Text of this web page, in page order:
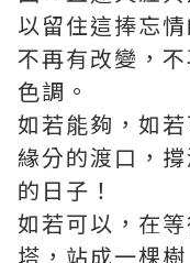
以留住這捧忘
不再有改變，
色調。
如若能夠，如
緣分的渡口，
的日子！
如若可以，在
塔，站成一棵